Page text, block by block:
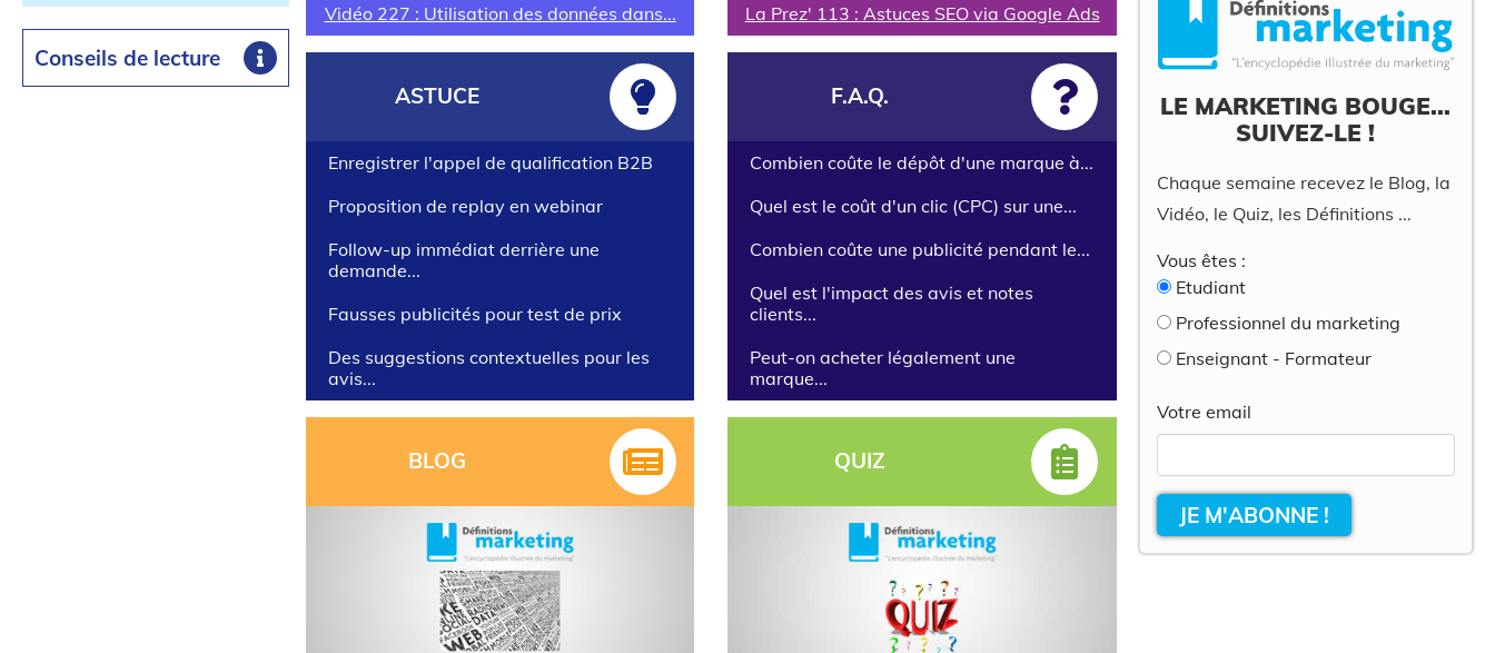
Conseils de lecture
Vidéo 227 : Utilisation des données dans...
La Prez' 113 : Astuces SEO via Google Ads
ASTUCE
Enregistrer l'appel de qualification B2B
Proposition de replay en webinar
Follow-up immédiat derrière une
demande...
Fausses publicités pour test de prix
Des suggestions contextuelles pour les
avis...
F.A.Q.
Combien coûte le dépôt d'une marque à...
Quel est le coût d'un clic (CPC) sur une...
Combien coûte une publicité pendant le...
Quel est l'impact des avis et notes
clients...
Peut-on acheter légalement une
marque...
BLOG QUIZ
LE MARKETING BOUGE...
SUIVEZ-LE !
Chaque semaine recevez le Blog, la
Vidéo, le Quiz, les Définitions ...
Vous êtes :
Etudiant
Professionnel du marketing
Enseignant - Formateur
Votre email